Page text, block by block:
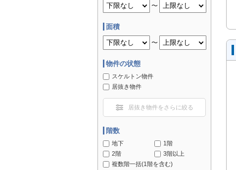
〜
面積
〜
物件の状態
スケルトン物件
居抜き物件
居抜き物件をさらに絞る
階数
地下
1階
2階
3階以上
複数階一括(1階を含む)